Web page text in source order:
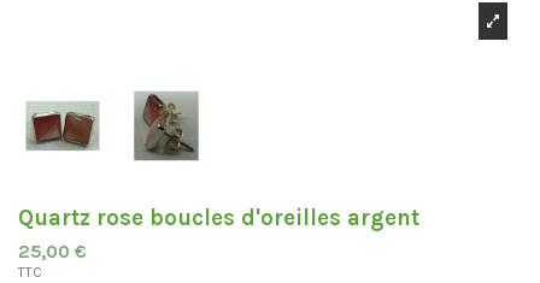
Quartz rose boucles d'oreilles argent
25,00 €
TTC